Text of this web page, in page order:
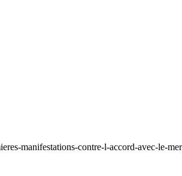
manifestations-contre-l-accord-avec-le-